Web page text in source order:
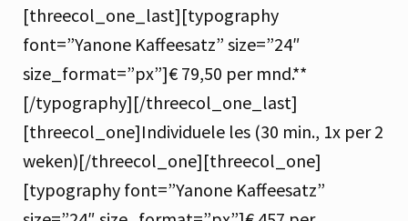
[threecol_one_last][typography
font=”Yanone Kaffeesatz” size=”24″
size_format=”px”]€ 79,50 per mnd.**
[/typography][/threecol_one_last]
[threecol_one]Individuele les (30 min., 1x per 2
weken)[/threecol_one][threecol_one]
[typography font=”Yanone Kaffeesatz”